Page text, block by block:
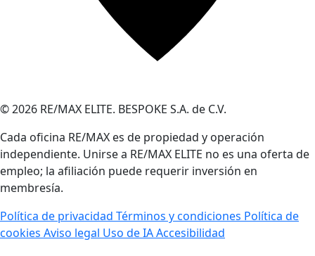
© 2026 RE/MAX ELITE. BESPOKE S.A. de C.V.
Cada oficina RE/MAX es de propiedad y operación
independiente. Unirse a RE/MAX ELITE no es una oferta de
empleo; la afiliación puede requerir inversión en
membresía.
Política de privacidad Términos y condiciones Política de
cookies Aviso legal Uso de IAAccesibilidad